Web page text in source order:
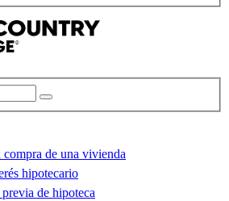
compra de una vivienda
hipotecario
de hipoteca